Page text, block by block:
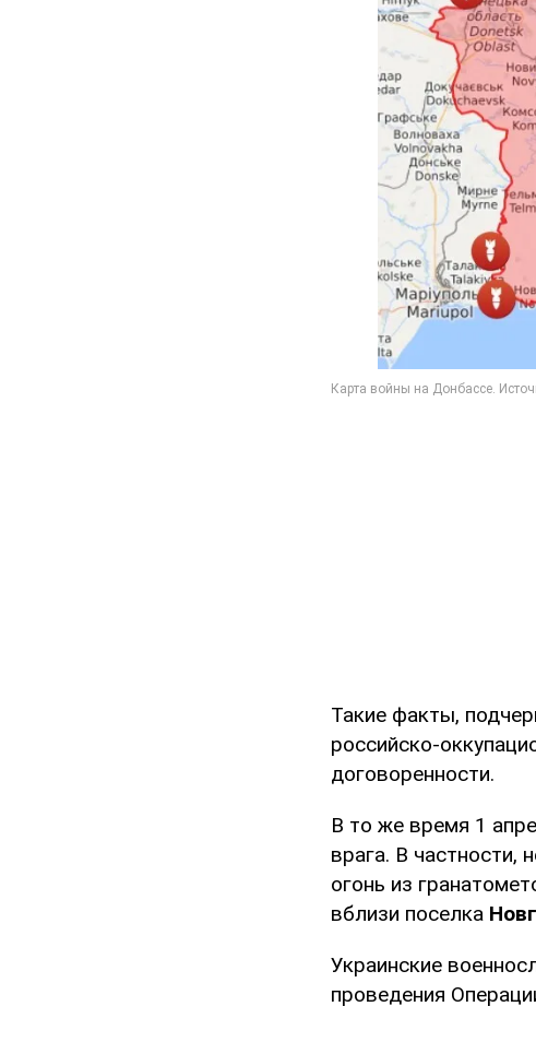
Такие факты,
российско-
договоренности.
В то же время 1
врага. В частности,
огонь из
вблизи поселка
Украинские
проведения